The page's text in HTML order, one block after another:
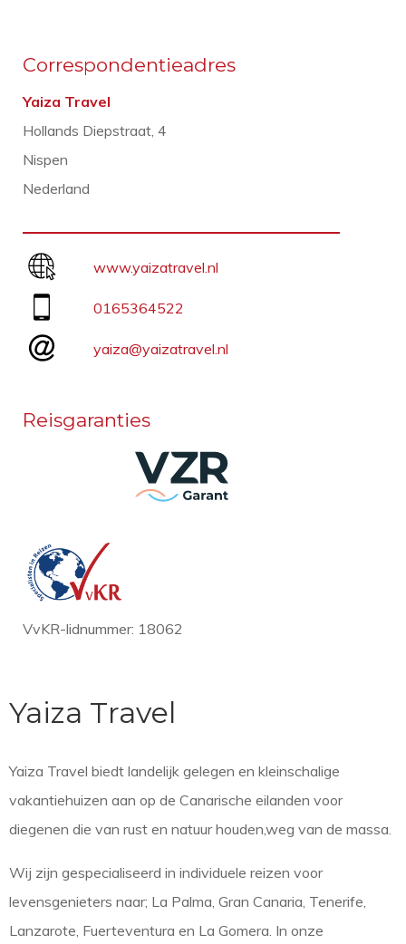
Correspondentieadres
Yaiza Travel
Hollands Diepstraat, 4
Nispen
Nederland
www.yaizatravel.nl
0165364522
yaiza@yaizatravel.nl
Reisgaranties
VvKR-lidnummer: 18062
Yaiza Travel
Yaiza Travel biedt landelijk gelegen en kleinschalige
vakantiehuizen aan op de Canarische eilanden voor
diegenen die van rust en natuur houden,weg van de massa.
Wij zijn gespecialiseerd in individuele reizen voor
levensgenieters naar; La Palma, Gran Canaria, Tenerife,
Lanzarote, Fuerteventura en La Gomera. In onze